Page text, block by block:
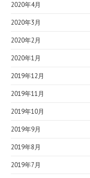
2020年4月
2020年3月
2020年2月
2020年1月
2019年12月
2019年11月
2019年10月
2019年9月
2019年8月
2019年7月